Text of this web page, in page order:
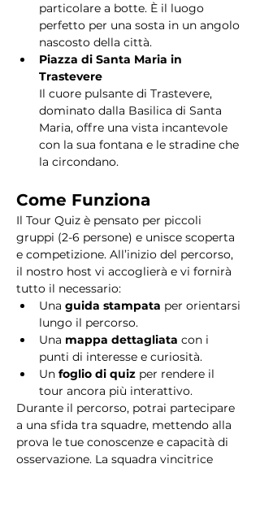
particolare a botte. È il luogo
perfetto per una sosta in un angolo
nascosto della città.
Piazza di Santa Maria in
Trastevere
Il cuore pulsante di Trastevere,
dominato dalla Basilica di Santa
Maria, offre una vista incantevole
con la sua fontana e le stradine che
la circondano.
Come Funziona
Il Tour Quiz è pensato per piccoli
gruppi (2-6 persone) e unisce scoperta
e competizione. All’inizio del percorso,
il nostro host vi accoglierà e vi fornirà
tutto il necessario:
Una guida stampata per orientarsi
lungo il percorso.
Una mappa dettagliata con i
punti di interesse e curiosità.
Un foglio di quiz per rendere il
tour ancora più interattivo.
Durante il percorso, potrai partecipare
a una sfida tra squadre, mettendo alla
prova le tue conoscenze e capacità di
osservazione. La squadra vincitrice